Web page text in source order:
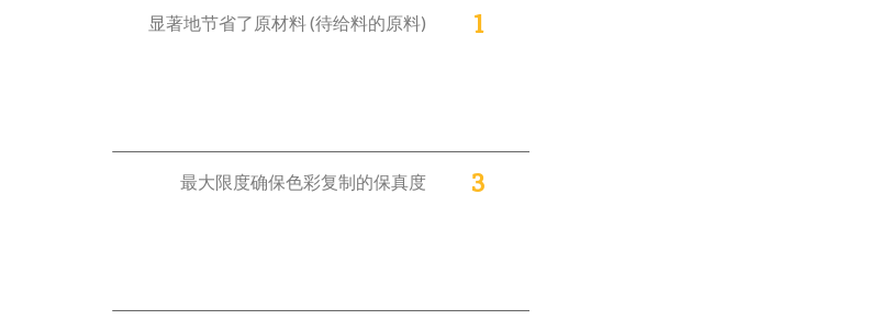
显著地节省了原材料 (待给料的原料) 1
最大限度确保色彩复制的保真度 3